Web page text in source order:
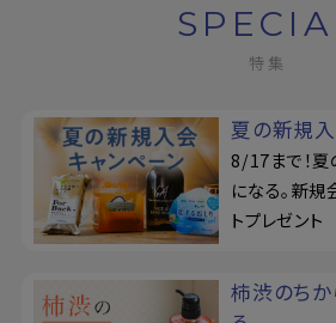
特集
夏の新規
8/17まで！夏
になる。新
トプレゼント
柿渋のちか